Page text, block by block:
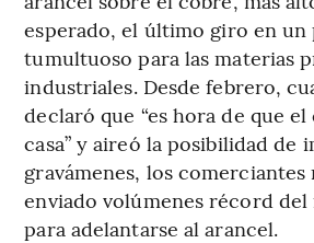
esperado, el último giro en un
tumultuoso para las materias
industriales. Desde febrero,
declaró que “es hora de que
casa” y aireó la posibilidad de
gravámenes, los comerciantes
enviado volúmenes récord del
para adelantarse al arancel.